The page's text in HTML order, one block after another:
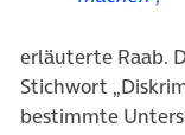
erläuterte Raab.
Stichwort
bestimmte